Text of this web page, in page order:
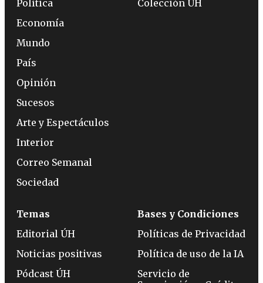
Política
Economía
Mundo
País
Opinión
Sucesos
Arte y Espectáculos
Interior
Correo Semanal
Sociedad
Colección ÚH
Temas
Editorial ÚH
Noticias positivas
Pódcast ÚH
Bases y Condiciones
Políticas de Privacidad
Política de uso de la IA
Servicio de